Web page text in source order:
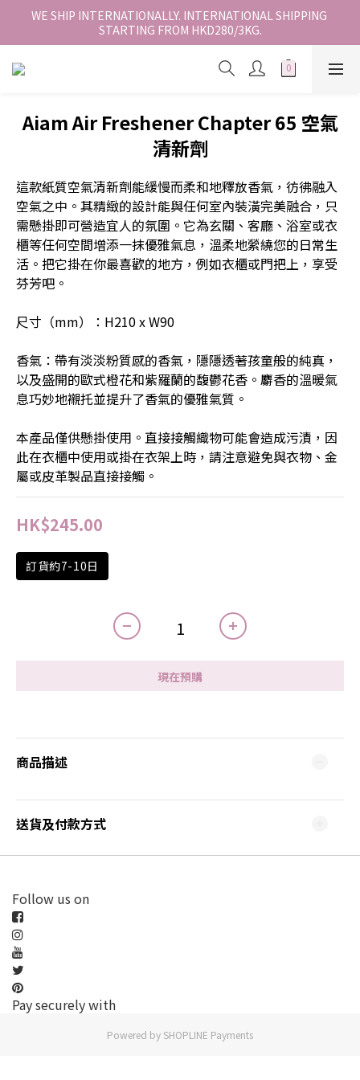
香港地區全店免運。免運費適用於香港順豐站、營業點或智能櫃取
件。
WE SHIP INTERNATIONALLY. INTERNATIONAL SHIPPING
STARTING FROM HKD280/3KG.
香港地區全店免運。免運費適用於香港順豐站、營業點或智能櫃取
Aiam Air Freshener Chapter 65 空氣
清新劑
這款紙質空氣清新劑能緩慢而柔和地釋放香氣，彷彿融入
空氣之中。其精緻的設計能與任何室內裝潢完美融合，只
需懸掛即可營造宜人的氛圍。它為玄關、客廳、浴室或衣
櫃等任何空間增添一抹優雅氣息，溫柔地縈繞您的日常生
活。把它掛在你最喜歡的地方，例如衣櫃或門把上，享受
芬芳吧。
尺寸（mm）：H210 x W90
香氣：帶有淡淡粉質感的香氣，隱隱透著孩童般的純真，
以及盛開的歐式橙花和紫羅蘭的馥鬱花香。麝香的溫暖氣
息巧妙地襯托並提升了香氣的優雅氣質。
本產品僅供懸掛使用。直接接觸織物可能會造成污漬，因
此在衣櫃中使用或掛在衣架上時，請注意避免與衣物、金
屬或皮革製品直接接觸。
HK$245.00
訂貨約7-10日
現在預購
商品描述
送貨及付款方式
Follow us on
Pay securely with
Powered by SHOPLINE Payments